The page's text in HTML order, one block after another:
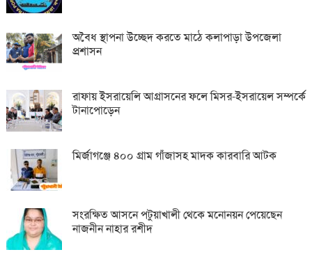
অবৈধ স্থাপনা উচ্ছেদ করতে মাঠে কলাপাড়া উপজেলা
প্রশাসন
রাফায় ইসরায়েলি আগ্রাসনের ফলে মিসর-ইসরায়েল সম্পর্কে
টানাপোড়েন
মির্জাগঞ্জে ৪০০ গ্রাম গাঁজাসহ মাদক কারবারি আটক
সংরক্ষিত আসনে পটুয়াখালী থেকে মনোনয়ন পেয়েছেন
নাজনীন নাহার রশীদ